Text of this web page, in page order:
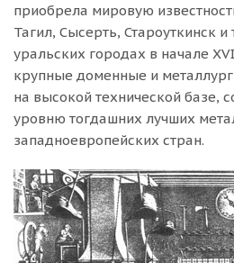
приобрела мировую
Тагил, Сысерть, Староуткинск и
уральских городах в начале
крупные доменные и
на высокой технической базе,
уровню тогдашних лучших
западноевропейских стран.